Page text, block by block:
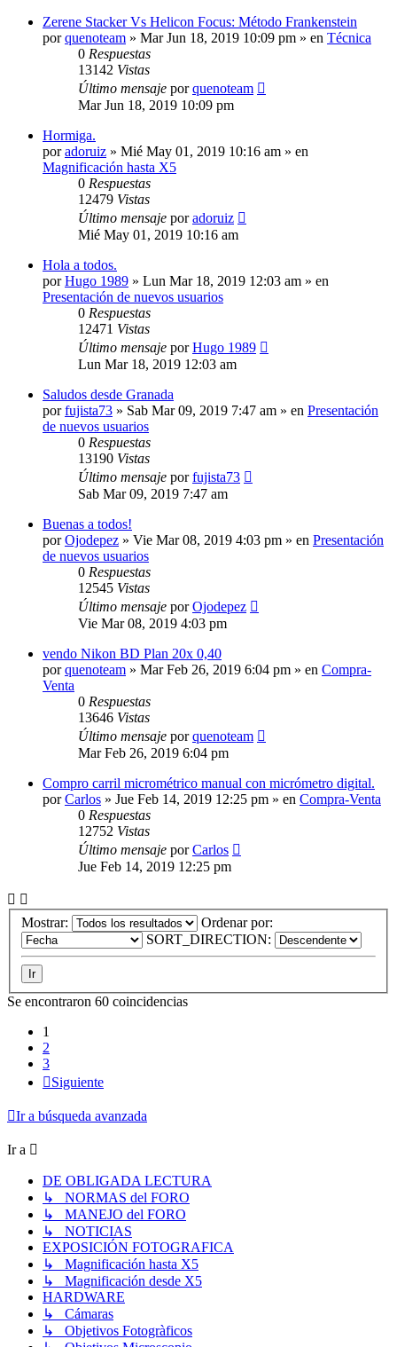
Zerene Stacker Vs Helicon Focus: Método Frankenstein
porquenoteam » Mar Jun 18, 2019 10:09 pm » en Técnica
0 Respuestas
13142 Vistas
Último mensaje porquenoteam
Mar Jun 18, 2019 10:09 pm
Hormiga.
poradoruiz » Mié May 01, 2019 10:16 am » en
Magnificación hasta X5
0 Respuestas
12479 Vistas
Último mensaje poradoruiz
Mié May 01, 2019 10:16 am
Hola a todos.
porHugo 1989 » Lun Mar 18, 2019 12:03 am » en
Presentación de nuevos usuarios
0 Respuestas
12471 Vistas
Último mensaje porHugo 1989
Lun Mar 18, 2019 12:03 am
Saludos desde Granada
porfujista73 » Sab Mar 09, 2019 7:47 am » en Presentación
de nuevos usuarios
0 Respuestas
13190 Vistas
Último mensaje porfujista73
Sab Mar 09, 2019 7:47 am
Buenas a todos!
porOjodepez » Vie Mar 08, 2019 4:03 pm » en Presentación
de nuevos usuarios
0 Respuestas
12545 Vistas
Último mensaje porOjodepez
Vie Mar 08, 2019 4:03 pm
vendo Nikon BD Plan 20x 0,40
porquenoteam » Mar Feb 26, 2019 6:04 pm » en Compra-
Venta
0 Respuestas
13646 Vistas
Último mensaje porquenoteam
Mar Feb 26, 2019 6:04 pm
Compro carril micrométrico manual con micrómetro digital.
porCarlos » Jue Feb 14, 2019 12:25 pm » en Compra-Venta
0 Respuestas
12752 Vistas
Último mensaje porCarlos
Jue Feb 14, 2019 12:25 pm
Mostrar:
Ordenar por:
SORT_DIRECTION:
Se encontraron 60 coincidencias
1
2
3
Siguiente
Ir a búsqueda avanzada
Ir a
DE OBLIGADA LECTURA
↳ NORMAS del FORO
↳ MANEJO del FORO
↳ NOTICIAS
EXPOSICIÓN FOTOGRAFICA
↳ Magnificación hasta X5
↳ Magnificación desde X5
HARDWARE
↳ Cámaras
↳ Objetivos Fotogràficos